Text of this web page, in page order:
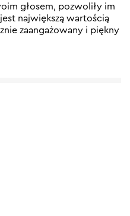
głosem, pozwoliły im
największą wartością
zaangażowany i piękny